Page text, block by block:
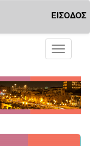
ΕΙΣΟΔΟΣ
Toggle